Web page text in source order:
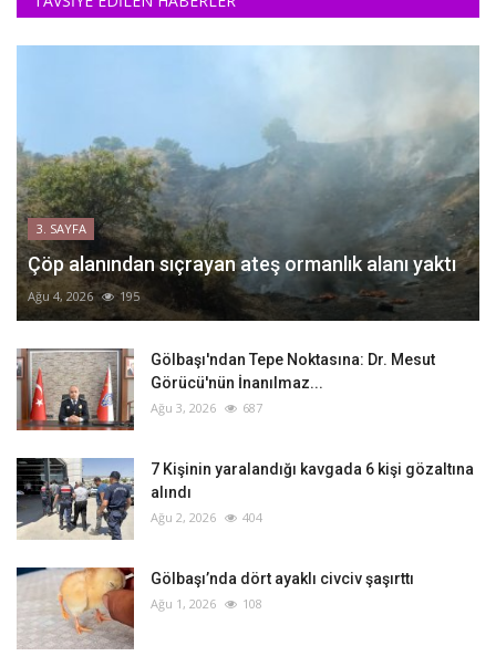
3. SAYFA
Çöp alanından sıçrayan ateş ormanlık alanı yaktı
Ağu 4, 2026 195
Gölbaşı'ndan Tepe Noktasına: Dr. Mesut
Görücü'nün İnanılmaz...
Ağu 3, 2026 687
‎7 Kişinin yaralandığı kavgada 6 kişi gözaltına
alındı
Ağu 2, 2026 404
Gölbaşı’nda dört ayaklı civciv şaşırttı
Ağu 1, 2026 108